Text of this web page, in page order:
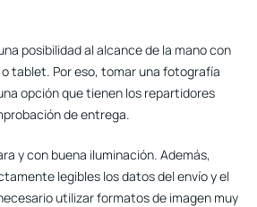
posibilidad al alcance de la mano con
tablet. Por eso, tomar una fotografía
opción que tienen los repartidores
de entrega.
y con buena iluminación. Además,
legibles los datos del envío y el
utilizar formatos de imagen muy